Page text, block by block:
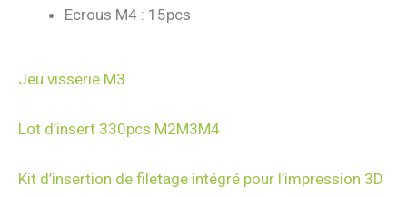
Ecrous M4 : 15pcs
Jeu visserie M3
Lot d’insert 330pcs M2M3M4
Kit d’insertion de filetage intégré pour l’impression 3D